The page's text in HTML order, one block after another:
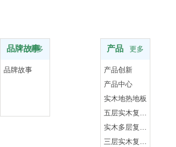
品牌故事
更多
品牌故事
产品 更多
产品创新
产品中心
实木地热地板
五层实木复合地板
实木多层复合地板
三层实木复合地板